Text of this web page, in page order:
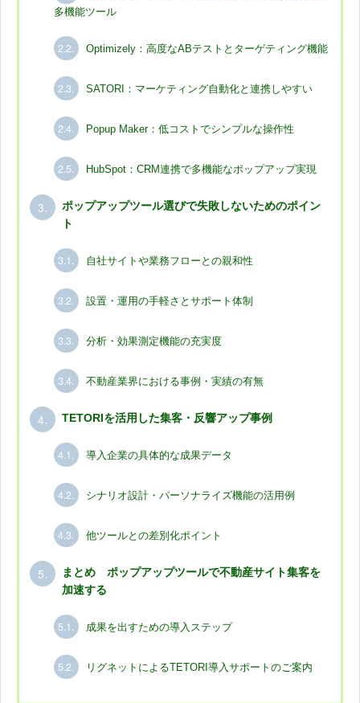
多機能ツール
2.2. Optimizely：高度なABテストとターゲティング機能
2.3. SATORI：マーケティング自動化と連携しやすい
2.4. Popup Maker：低コストでシンプルな操作性
2.5. HubSpot：CRM連携で多機能なポップアップ実現
3.
ポップアップツール選びで失敗しないためのポイン
ト
3.1. 自社サイトや業務フローとの親和性
3.2. 設置・運用の手軽さとサポート体制
3.3. 分析・効果測定機能の充実度
3.4. 不動産業界における事例・実績の有無
4. TETORIを活用した集客・反響アップ事例
4.1. 導入企業の具体的な成果データ
4.2. シナリオ設計・パーソナライズ機能の活用例
4.3. 他ツールとの差別化ポイント
5.
まとめ ポップアップツールで不動産サイト集客を
加速する
5.1. 成果を出すための導入ステップ
5.2. リグネットによるTETORI導入サポートのご案内